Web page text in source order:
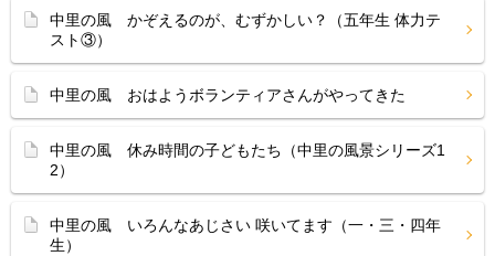
中里の風 かぞえるのが、むずかしい？（五年生 体力テ
スト③）
中里の風 おはようボランティアさんがやってきた
中里の風 休み時間の子どもたち（中里の風景シリーズ1
2）
中里の風 いろんなあじさい 咲いてます（一・三・四年
生）